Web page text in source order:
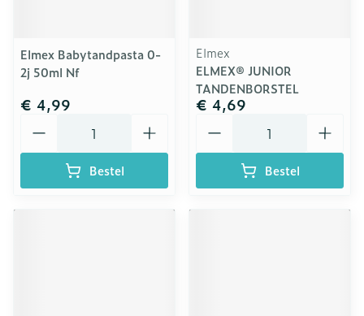
Elmex Babytandpasta 0-
2j 50ml Nf
€ 4,99
Bestel
Elmex
ELMEX® JUNIOR
TANDENBORSTEL
€ 4,69
Bestel